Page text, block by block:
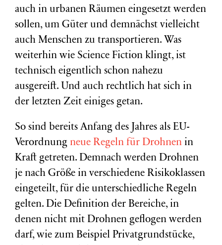
auch in urbanen Räumen eingesetzt werden
sollen, um Güter und demnächst vielleicht
auch Menschen zu transportieren. Was
weiterhin wie Science Fiction klingt, ist
technisch eigentlich schon nahezu
ausgereift. Und auch rechtlich hat sich in
der letzten Zeit einiges getan.
So sind bereits Anfang des Jahres als EU-
Verordnung neue Regeln für Drohnen in
Kraft getreten. Demnach werden Drohnen
je nach Größe in verschiedene Risikoklassen
eingeteilt, für die unterschiedliche Regeln
gelten. Die Definition der Bereiche, in
denen nicht mit Drohnen geflogen werden
darf, wie zum Beispiel Privatgrundstücke,